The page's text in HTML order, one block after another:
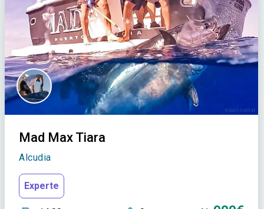
Mad Max Tiara
Alcudia
Experte